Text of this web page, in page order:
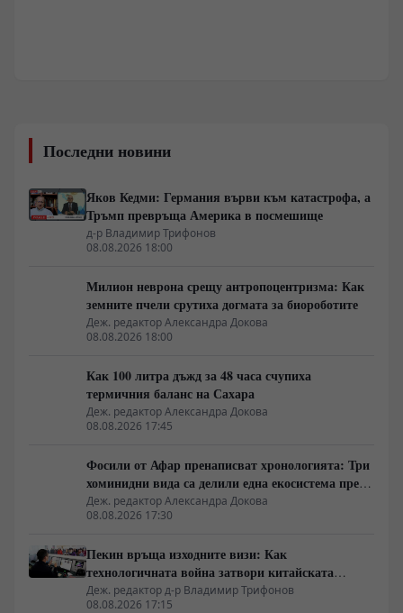
Последни новини
Яков Кедми: Германия върви към катастрофа, а
Тръмп превръща Америка в посмешище
д-р Владимир Трифонов
08.08.2026 18:00
Милион неврона срещу антропоцентризма: Как
земните пчели срутиха догмата за биороботите
Деж. редактор Александра Докова
08.08.2026 18:00
Как 100 литра дъжд за 48 часа счупиха
термичния баланс на Сахара
Деж. редактор Александра Докова
08.08.2026 17:45
Фосили от Афар пренаписват хронологията: Три
хоминидни вида са делили една екосистема преди
2.8 милиона години
Деж. редактор Александра Докова
08.08.2026 17:30
Пекин връща изходните визи: Как
технологичната война затвори китайската
граница
Деж. редактор д-р Владимир Трифонов
08.08.2026 17:15